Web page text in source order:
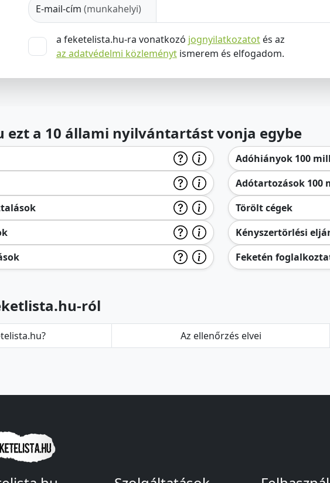
E-mail-cím (munkahelyi)
a feketelista.hu-ra vonatkozó jognyilatkozatotés az
az adatvédelmi közleménytismerem és elfogadom.
ezt a 10 állami nyilvántartást vonja egybe
Adóhiányok 100
Adótartozások
Törölt cégek
Kényszertörlési
Feketén
ról
Az ellenőrzés elvei